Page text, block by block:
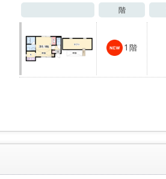
階
1 階